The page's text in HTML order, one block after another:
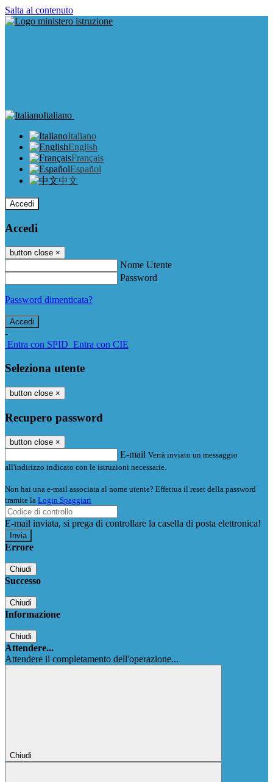
Salta al contenuto
Italiano
Italiano
English
Français
Español
中文
Accedi
Accedi
button close ×
Nome Utente
Password
Password dimenticata?
-
Entra con SPID Entra con CIE
Seleziona utente
button close ×
Recupero password
button close ×
E-mail Verrà inviato un messaggio
all'indirizzo indicato con le istruzioni necessarie.
Non hai una e-mail associata al nome utente? Effettua il reset della password
tramite la Login Spaggiari
E-mail inviata, si prega di controllare la casella di posta elettronica!
Errore
Chiudi
Successo
Chiudi
Informazione
Chiudi
Attendere...
Attendere il completamento dell'operazione...
Chiudi